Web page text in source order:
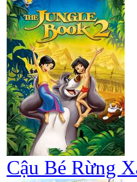
Cậu Bé Rừng